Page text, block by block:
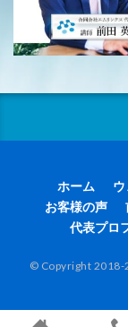
ホーム
お客様の声
代表プロ
© Copyright 2018-